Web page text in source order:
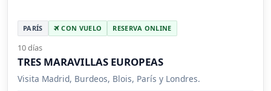
PARÍS CON VUELO RESERVA ONLINE
10 días
TRES MARAVILLAS EUROPEAS
Visita Madrid, Burdeos, Blois, París y Londres.